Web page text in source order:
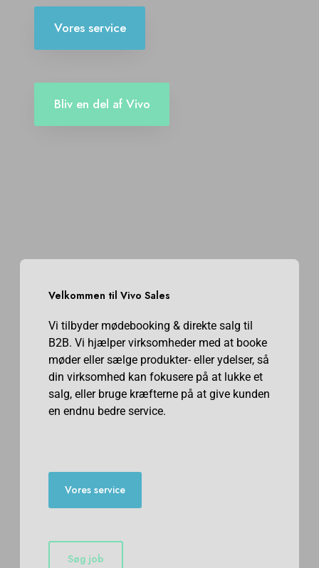
Vores service
Bliv en del af Vivo
Velkommen til Vivo Sales
Vi tilbyder mødebooking & direkte salg til
B2B. Vi hjælper virksomheder med at booke
møder eller sælge produkter- eller ydelser, så
din virksomhed kan fokusere på at lukke et
salg, eller bruge kræfterne på at give kunden
en endnu bedre service.
Vores service
Søg job